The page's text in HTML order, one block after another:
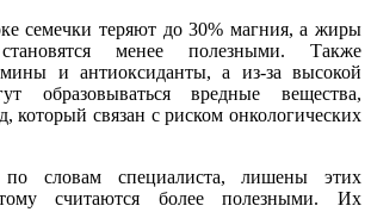
семечки теряют до 30% магния, а жиры
менее полезными. Также
и антиоксиданты, а из-за высокой
образовываться вредные вещества,
который связан с риском онкологических
словам специалиста, лишены этих
считаются более полезными. Их